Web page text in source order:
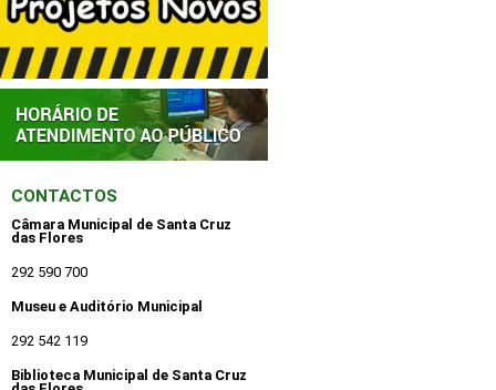
CONTACTOS
Câmara Municipal de Santa Cruz
das Flores
292 590 700
Museu e Auditório Municipal
292 542 119
Biblioteca Municipal de Santa Cruz